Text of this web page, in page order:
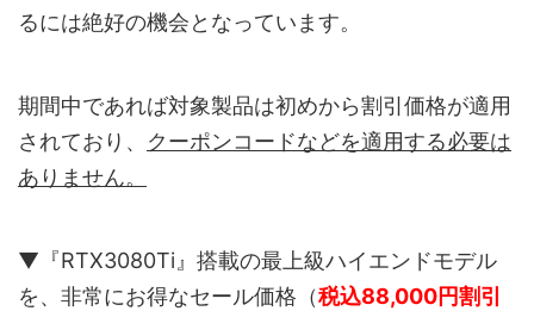
るには絶好の機会となっています。
期間中であれば対象製品は初めから割引価格が適用
されており、 クーポンコードなどを適用する必要は
ありません。
▼『RTX3080Ti』搭載の最上級ハイエンドモデル
を、非常にお得なセール価格（税込88,000円割引